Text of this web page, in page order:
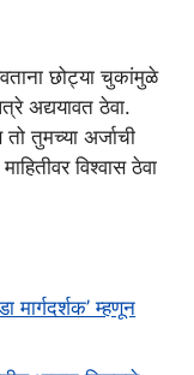
छोट्या चुकांमुळे
अद्ययावत ठेवा.
तुमच्या अर्जाची
विश्वास ठेवा
मार्गदर्शक’ म्हणून